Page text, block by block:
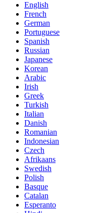
English
French
German
Portuguese
Spanish
Russian
Japanese
Korean
Arabic
Irish
Greek
Turkish
Italian
Danish
Romanian
Indonesian
Czech
Afrikaans
Swedish
Polish
Basque
Catalan
Esperanto